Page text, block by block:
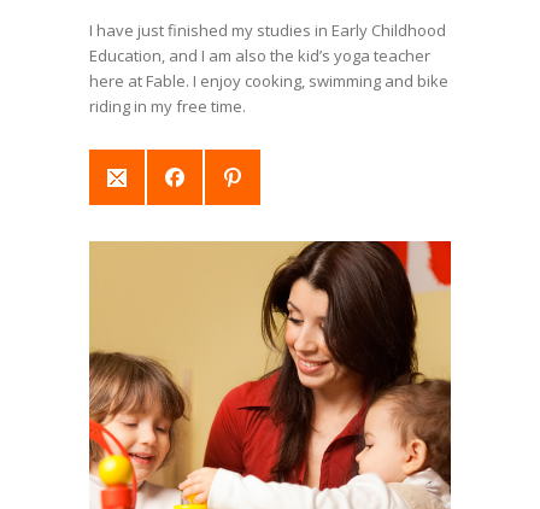
I have just finished my studies in Early Childhood
Education, and I am also the kid’s yoga teacher
here at Fable. I enjoy cooking, swimming and bike
riding in my free time.